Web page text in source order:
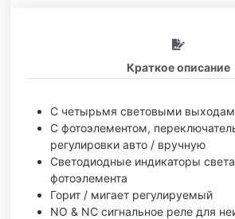
Краткое описание
С четырьмя световыми
С фотоэлементом,
регулировки авто / вручную
Светодиодные индикаторы
фотоэлемента
Горит / мигает регулируемый
NO & NC сигнальное реле для